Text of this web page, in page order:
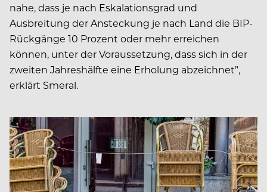
nahe, dass je nach Eskalationsgrad und
Ausbreitung der Ansteckung je nach Land die BIP-
Rückgänge 10 Prozent oder mehr erreichen
können, unter der Voraussetzung, dass sich in der
zweiten Jahreshälfte eine Erholung abzeichnet”,
erklärt Smeral.